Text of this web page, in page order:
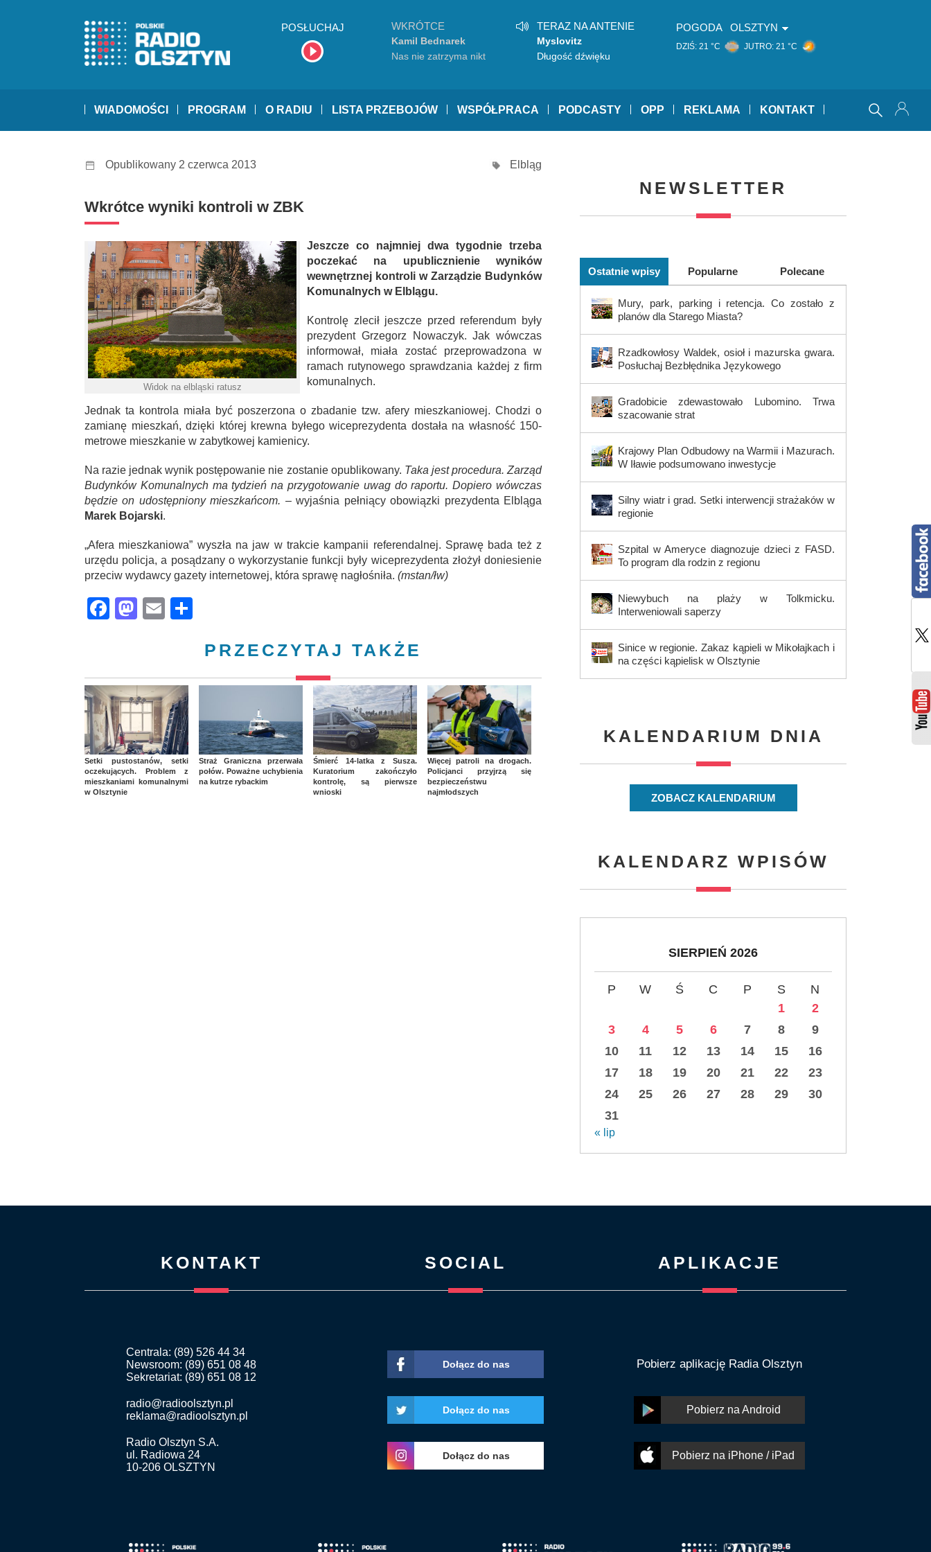
POSŁUCHAJ WKRÓTCE
Kamil Bednarek
Nas nie zatrzyma nikt
TERAZ NA ANTENIE
Myslovitz
Długość dźwięku
POGODA OLSZTYN
DZIŚ: 21 °C JUTRO: 21 °C
WIADOMOŚCI PROGRAM O RADIU LISTA PRZEBOJÓW WSPÓŁPRACA PODCASTY OPP REKLAMA KONTAKT
Opublikowany 2 czerwca 2013 Elbląg
Wkrótce wyniki kontroli w ZBK
Widok na elbląski ratusz
Jeszcze co najmniej dwa tygodnie trzeba
poczekać na upublicznienie wyników
wewnętrznej kontroli w Zarządzie Budynków
Komunalnych w Elblągu.
Kontrolę zlecił jeszcze przed referendum były
prezydent Grzegorz Nowaczyk. Jak wówczas
informował, miała zostać przeprowadzona w
ramach rutynowego sprawdzania każdej z firm
komunalnych.
Jednak ta kontrola miała być poszerzona o zbadanie tzw. afery mieszkaniowej. Chodzi o
zamianę mieszkań, dzięki której krewna byłego wiceprezydenta dostała na własność 150-
metrowe mieszkanie w zabytkowej kamienicy.
Na razie jednak wynik postępowanie nie zostanie opublikowany. Taka jest procedura. Zarząd
Budynków Komunalnych ma tydzień na przygotowanie uwag do raportu. Dopiero wówczas
będzie on udostępniony mieszkańcom. – wyjaśnia pełniący obowiązki prezydenta Elbląga
Marek Bojarski.
„Afera mieszkaniowa” wyszła na jaw w trakcie kampanii referendalnej. Sprawę bada też z
urzędu policja, a posądzany o wykorzystanie funkcji były wiceprezydenta złożył doniesienie
przeciw wydawcy gazety internetowej, która sprawę nagłośniła. (mstan/łw)
Facebook
Mastodon
Email
PRZECZYTAJ TAKŻE
Setki pustostanów, setki
oczekujących. Problem z
mieszkaniami komunalnymi
w Olsztynie
Straż Graniczna przerwała
połów. Poważne uchybienia
na kutrze rybackim
Śmierć 14-latka z Susza.
Kuratorium zakończyło
kontrolę, są pierwsze
wnioski
Więcej patroli na drogach.
Policjanci przyjrzą się
bezpieczeństwu
najmłodszych
NEWSLETTER
Ostatnie wpisy Popularne Polecane
Mury, park, parking i retencja. Co zostało z
planów dla Starego Miasta?
Rzadkowłosy Waldek, osioł i mazurska gwara.
Posłuchaj Bezbłędnika Językowego
Gradobicie zdewastowało Lubomino. Trwa
szacowanie strat
Krajowy Plan Odbudowy na Warmii i Mazurach.
W Iławie podsumowano inwestycje
Silny wiatr i grad. Setki interwencji strażaków w
regionie
Szpital w Ameryce diagnozuje dzieci z FASD.
To program dla rodzin z regionu
Niewybuch na plaży w Tolkmicku.
Interweniowali saperzy
Sinice w regionie. Zakaz kąpieli w Mikołajkach i
na części kąpielisk w Olsztynie
KALENDARIUM DNIA
ZOBACZ KALENDARIUM
KALENDARZ WPISÓW
SIERPIEŃ 2026
P W Ś C P S
N
1
2
3
4 5 6 7 8
9
10
11 12 13 14 15
16
17
18 19 20 21 22
23
24
25 26 27 28 29
30
31
« lip
KONTAKT
Centrala: (89) 526 44 34
Newsroom: (89) 651 08 48
Sekretariat: (89) 651 08 12
radio@radioolsztyn.pl
reklama@radioolsztyn.pl
Radio Olsztyn S.A.
ul. Radiowa 24
10-206 OLSZTYN
SOCIAL
Dołącz do nas
Dołącz do nas
Dołącz do nas
APLIKACJE
Pobierz aplikację Radia Olsztyn
Pobierz na Android
Pobierz na iPhone / iPad